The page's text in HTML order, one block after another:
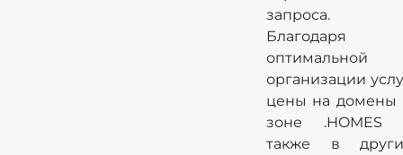
запроса.
Благодаря
оптимальной
организации
цены на домены
зоне .HOMES
также в